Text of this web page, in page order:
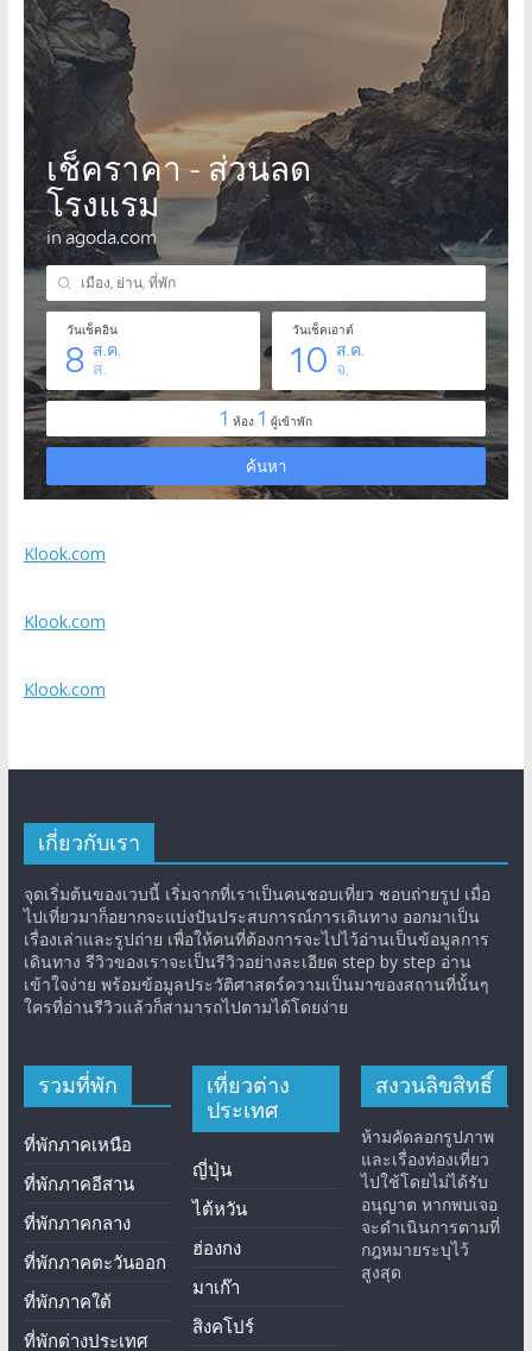
Klook.com
Klook.com
Klook.com
เกี่ยวกับเรา
จุดเริ่มต้นของเวบนี้ เริ่มจากที่เราเป็นคนชอบเที่ยว ชอบถ่ายรูป เมื่อ
ไปเที่ยวมาก็อยากจะแบ่งปันประสบการณ์การเดินทาง ออกมาเป็น
เรื่องเล่าและรูปถ่าย เพื่อให้คนที่ต้องการจะไปไว้อ่านเป็นข้อมูลการ
เดินทาง รีวิวของเราจะเป็นรีวิวอย่างละเอียด step by step อ่าน
เข้าใจง่าย พร้อมข้อมูลประวัติศาสตร์ความเป็นมาของสถานที่นั้นๆ
ใครที่อ่านรีวิวแล้วก็สามารถไปตามได้โดยง่าย
รวมที่พัก
ที่พักภาคเหนือ
ที่พักภาคอีสาน
ที่พักภาคกลาง
ที่พักภาคตะวันออก
ที่พักภาคใต้
ที่พักต่างประเทศ
เที่ยวต่าง
ประเทศ
ญี่ปุ่น
ไต้หวัน
ฮ่องกง
มาเก๊า
สิงคโปร์
สงวนลิขสิทธิ์
ห้ามคัดลอกรูปภาพ
และเรื่องท่องเที่ยว
ไปใช้โดยไม่ได้รับ
อนุญาต หากพบเจอ
จะดำเนินการตามที่
กฎหมายระบุไว้
สูงสุด